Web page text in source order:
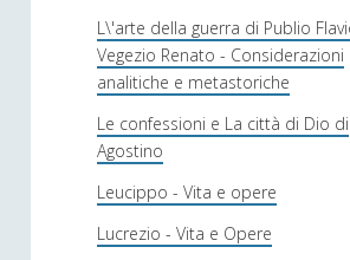
L\'arte della guerra di Publio
Vegezio Renato - Considerazioni
analitiche e metastoriche
Le confessioni e La città di Dio di
Agostino
Leucippo - Vita e opere
Lucrezio - Vita e Opere